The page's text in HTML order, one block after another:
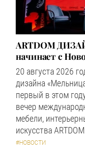
ARTDOM
начинает с
20 августа 2026
дизайна
первый в этом
вечер
мебели,
искусства
#НОВОСТИ